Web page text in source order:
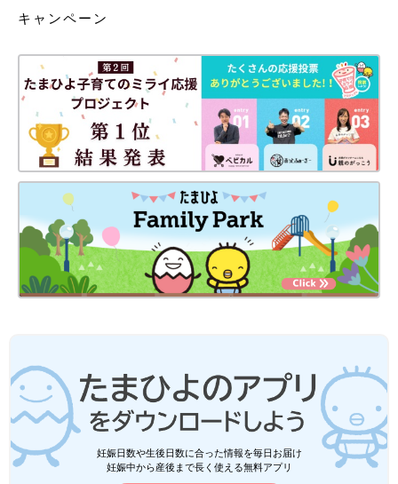
キャンペーン
妊娠日数や生後日数に合った情報を毎日お届け
妊娠中から産後まで長く使える無料アプリ